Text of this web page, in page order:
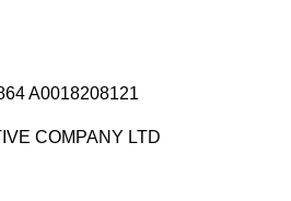
A0018208121
COMPANY LTD